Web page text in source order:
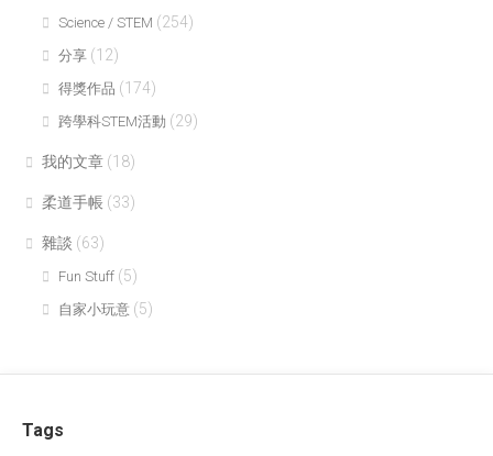
Science / STEM (254)
分享 (12)
得獎作品 (174)
跨學科STEM活動 (29)
我的文章 (18)
柔道手帳 (33)
雜談 (63)
Fun Stuff (5)
自家小玩意 (5)
Tags